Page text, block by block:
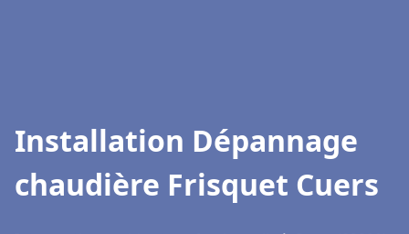
Installation Dépannage
chaudière Frisquet Cuers